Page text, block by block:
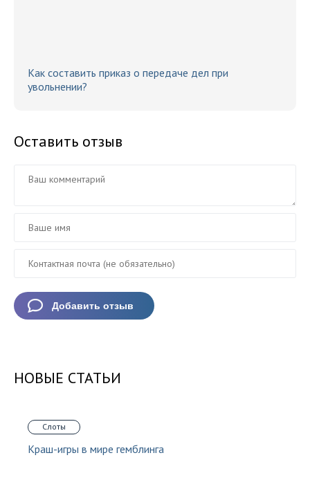
Как составить приказ о передаче дел при
увольнении?
Оставить отзыв
НОВЫЕ СТАТЬИ
Слоты
Краш-игры в мире гемблинга